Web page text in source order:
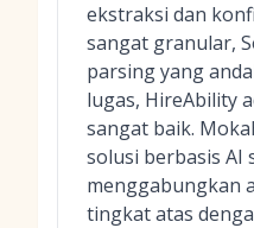
ekstraksi dan
sangat granular,
parsing yang
lugas, HireAbility
sangat baik.
solusi berbasis AI
menggabungkan
tingkat atas